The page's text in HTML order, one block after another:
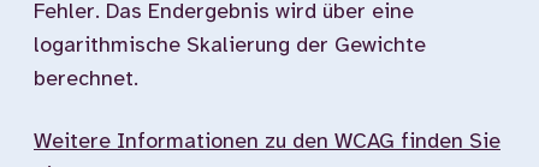
Fehler. Das Endergebnis wird über eine
logarithmische Skalierung der Gewichte
berechnet.
Weitere Informationen zu den WCAG finden Sie